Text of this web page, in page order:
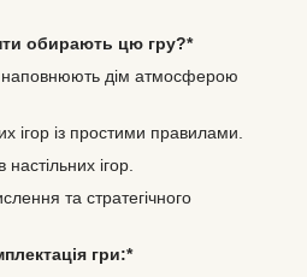
обирають цю гру?*
наповнюють дім атмосферою
ігор із простими правилами.
ігор.
та стратегічного
гри:*